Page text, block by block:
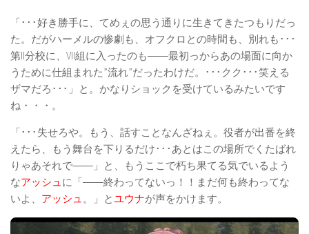
「･･･好き勝手に、てめぇの思う通りに生きてきたつもりだっ
た。だがハーメルの惨劇も、オフクロとの時間も、別れも･･･
第II分校に、VII組に入ったのも――最初っからあの場面に向か
うために仕組まれた”流れ”だったわけだ。･･･クク･･･笑える
ザマだろ･･･」と。かなりショックを受けているみたいです
ね・・・。
「･･･失せろや。もう、話すことなんざねぇ。役者が出番を終
えたら、もう舞台を下りるだけ･･･あとはこの場所でくたばれ
りゃあそれで――」と、もうここで朽ち果てる気でいるよう
なアッシュに「――終わってないっ！！まだ何も終わってな
いよ、 アッシュ。」とユウナが声をかけます。